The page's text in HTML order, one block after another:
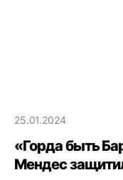
25.01.2024
«Горда быть
Мендес